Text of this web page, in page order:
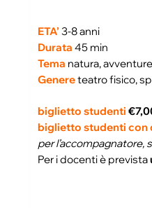
ETA’3-8 anni
Durata 45 min
Tema natura,
Genereteatro fisico,
biglietto studenti
biglietto studenti con
per l’accompagnatore,
Per i docenti è prevista